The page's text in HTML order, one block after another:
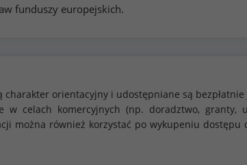
funduszy europejskich.
charakter orientacyjny i udostępniane są
w celach komercyjnych (np. doradztwo,
można również korzystać po wykupeniu